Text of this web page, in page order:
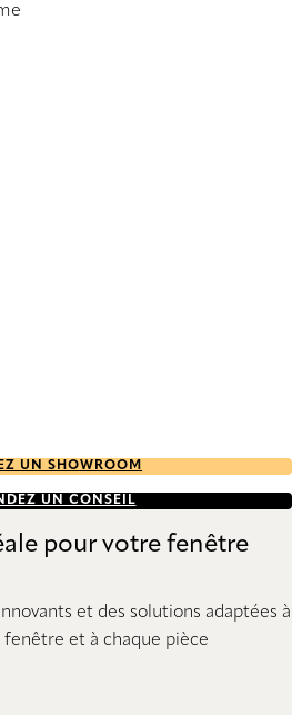
UN SHOWROOM
UN CONSEIL
pour votre fenêtre
et des solutions adaptées à
et à chaque pièce